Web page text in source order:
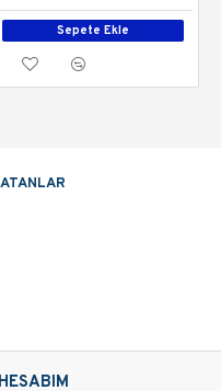
Sepete Ekle
HESABIM